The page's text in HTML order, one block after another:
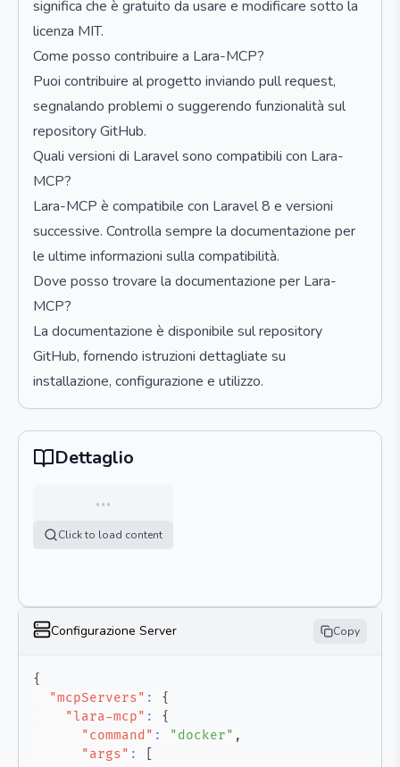
significa che è gratuito da usare e modificare sotto la
licenza MIT.
Come posso contribuire a Lara-MCP?
Puoi contribuire al progetto inviando pull request,
segnalando problemi o suggerendo funzionalità sul
repository GitHub.
Quali versioni di Laravel sono compatibili con Lara-
MCP?
Lara-MCP è compatibile con Laravel 8 e versioni
successive. Controlla sempre la documentazione per
le ultime informazioni sulla compatibilità.
Dove posso trovare la documentazione per Lara-
MCP?
La documentazione è disponibile sul repository
GitHub, fornendo istruzioni dettagliate su
installazione, configurazione e utilizzo.
Dettaglio
…
Click to load content
Configurazione Server Copy
{
"mcpServers" :
{
"lara-mcp" :
{
"command" : "docker" ,
"args" :